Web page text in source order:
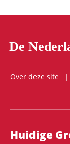
De
Over deze site
Huidige